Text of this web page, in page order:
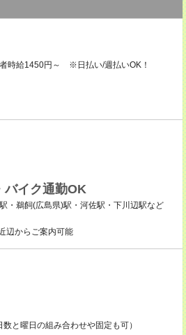
時給1450円～ ※日払い/週払いOK！
バイク通勤OK
・鵜飼(広島県)駅・河佐駅・下川辺駅など
からご案内可能
と曜日の組み合わせや固定も可）